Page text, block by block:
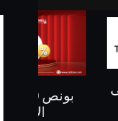
كاش باك حتى 60%